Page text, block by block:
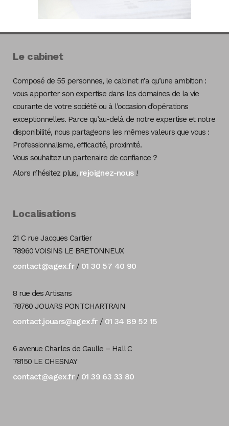
Le cabinet
Composé de 55 personnes, le cabinet n’a qu’une ambition :
vous apporter son expertise dans les domaines de la vie
courante de votre société ou à l’occasion d’opérations
exceptionnelles. Parce qu’au-delà de notre expertise et notre
disponibilité, nous partageons les mêmes valeurs que vous :
Professionnalisme, efficacité, proximité.
Vous souhaitez un partenaire de confiance ?
Alors n’hésitez plus, rejoignez-nous!
Localisations
21 C rue Jacques Cartier
78960 VOISINS LE BRETONNEUX
contact@agex.fr/ 01 30 57 40 90
8 rue des Artisans
78760 JOUARS PONTCHARTRAIN
contact.jouars@agex.fr/ 01 34 89 52 15
6 avenue Charles de Gaulle – Hall C
78150 LE CHESNAY
contact@agex.fr/ 01 39 63 33 80